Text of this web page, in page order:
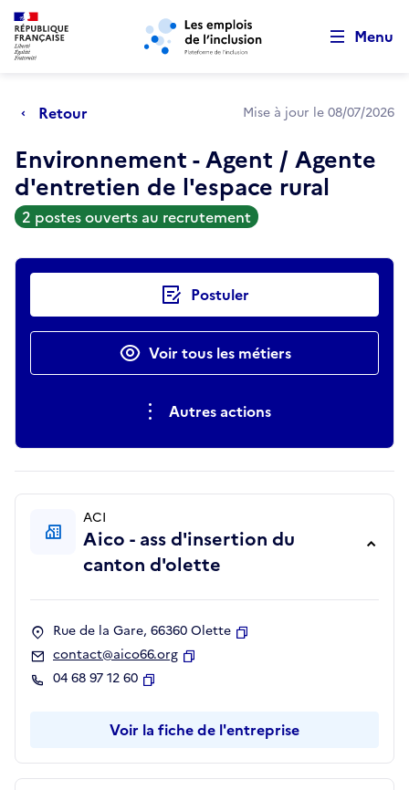
Aller au menu principal Aller au contenu principal
Menu
Retour Mise à jour le 08/07/2026
Environnement - Agent / Agente
d'entretien de l'espace rural
2 postes ouverts au recrutement
Actions rapides Postuler
Voir tous les métiers
Autres actions
ACI
Aico - ass d'insertion du
canton d'olette
Rue de la Gare, 66360 Olette
contact@aico66.org
04 68 97 12 60
Voir la fiche de l'entreprise
Retour au début de la page
Panneau de gestion des cookies